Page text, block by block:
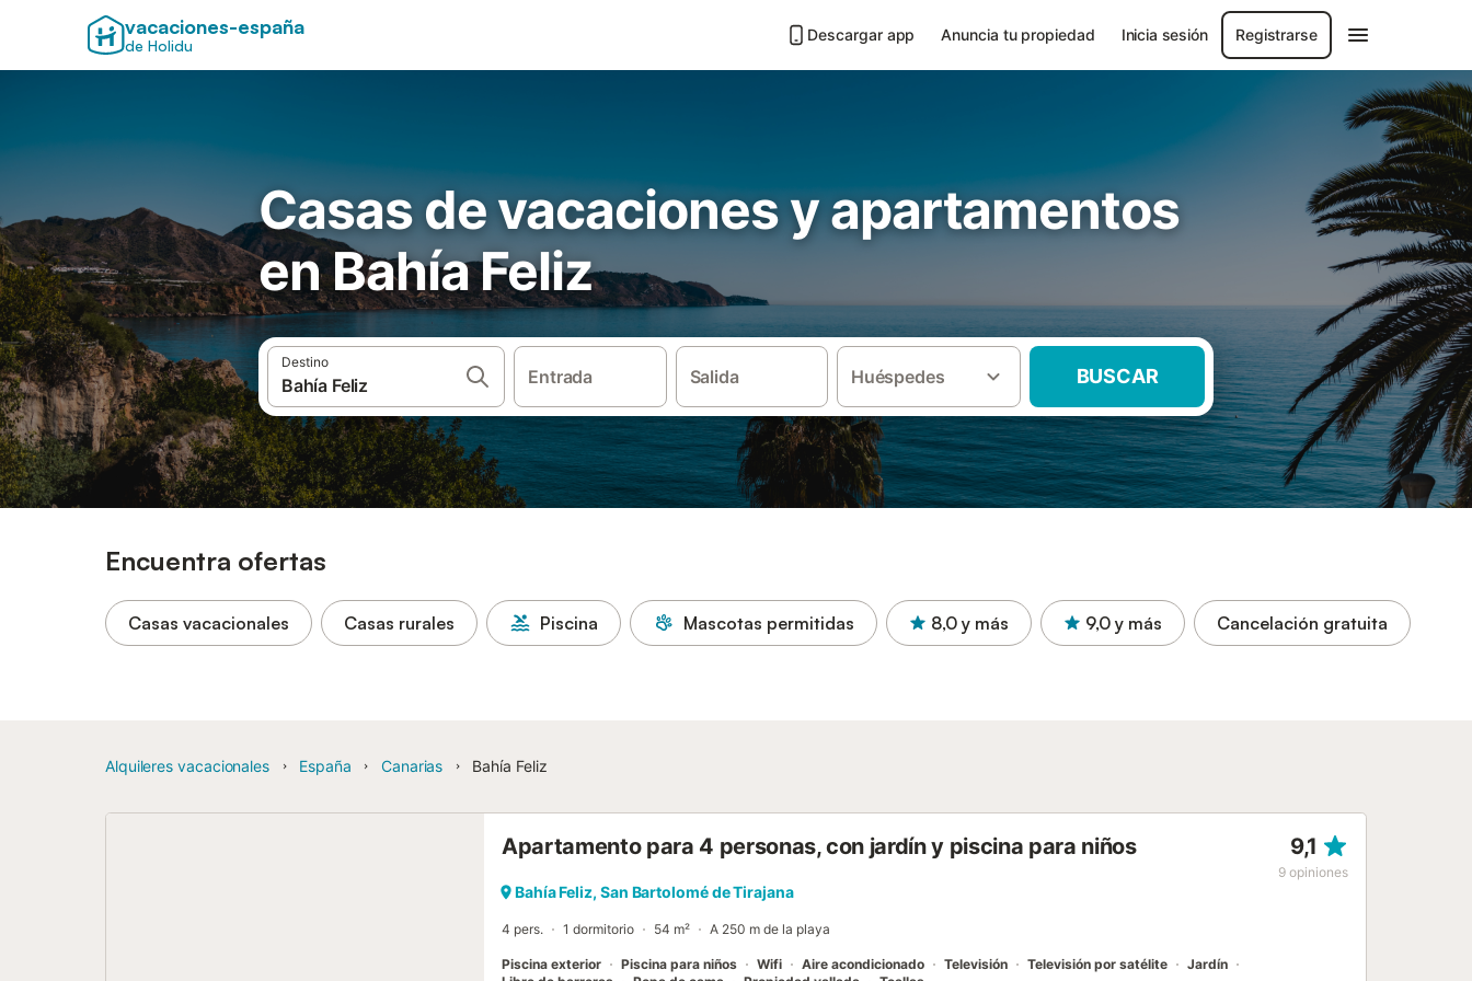
vacaciones-españa
de Holidu
Descargar app Anuncia tu propiedad Inicia sesión Registrarse
Casas de vacaciones y apartamentos
en Bahía Feliz
Destino
Entrada Salida Huéspedes BUSCAR
Encuentra ofertas
Casas vacacionales Casas rurales Piscina Mascotas permitidas 8,0 y más 9,0 y más Cancelación gratuita
Alquileres vacacionales España Canarias Bahía Feliz
Apartamento para 4 personas, con jardín y piscina para niños 9,1
9 opiniones
Bahía Feliz, San Bartolomé de Tirajana
4 pers. 1 dormitorio 54 m² A 250 m de la playa
Piscina exterior Piscina para niños Wifi Aire acondicionado Televisión Televisión por satélite
Jardín